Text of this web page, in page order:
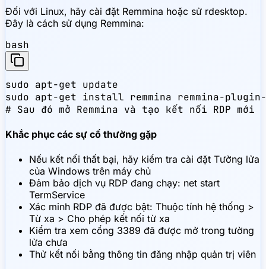
Đối với Linux, hãy cài đặt Remmina hoặc sử rdesktop.
Đây là cách sử dụng Remmina:
bash
sudo apt-get update
sudo apt-get install remmina remmina-
# Sau đó mở Remmina và tạo kết nối RDP mới
Khắc phục các sự cố thường gặp
Nếu kết nối thất bại, hãy kiểm tra cài đặt Tường lửa
của Windows trên máy chủ
Đảm bảo dịch vụ RDP đang chạy: net start
TermService
Xác minh RDP đã được bật: Thuộc tính hệ thống >
Từ xa > Cho phép kết nối từ xa
Kiểm tra xem cổng 3389 đã được mở trong tường
lửa chưa
Thử kết nối bằng thông tin đăng nhập quản trị viên